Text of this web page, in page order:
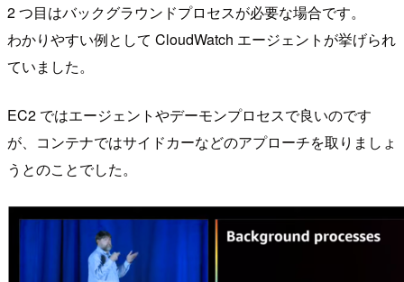
2 つ目はバックグラウンドプロセスが必要な場合です。
わかりやすい例として CloudWatch エージェントが挙げられ
ていました。
EC2 ではエージェントやデーモンプロセスで良いのです
が、コンテナではサイドカーなどのアプローチを取りましょ
うとのことでした。